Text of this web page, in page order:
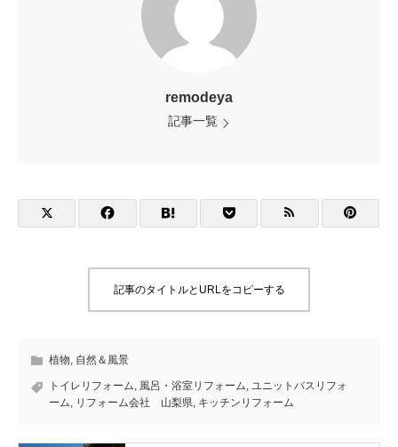
remodeya
記事一覧
記事のタイトルとURLをコピーする
植物, 自然＆風景
トイレリフォーム, 風呂・浴室リフォーム, ユニットバスリフォ
ーム, リフォーム会社 山梨県, キッチンリフォーム